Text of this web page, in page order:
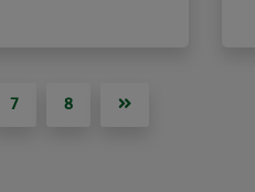
7 8